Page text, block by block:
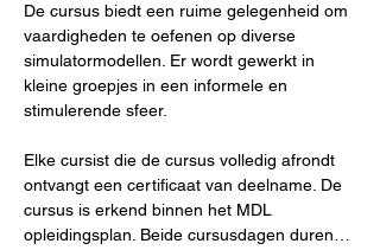
De cursus biedt een ruime gelegenheid om
vaardigheden te oefenen op diverse
simulatormodellen. Er wordt gewerkt in
kleine groepjes in een informele en
stimulerende sfeer.
Elke cursist die de cursus volledig afrondt
ontvangt een certificaat van deelname. De
cursus is erkend binnen het MDL
opleidingsplan. Beide cursusdagen duren…